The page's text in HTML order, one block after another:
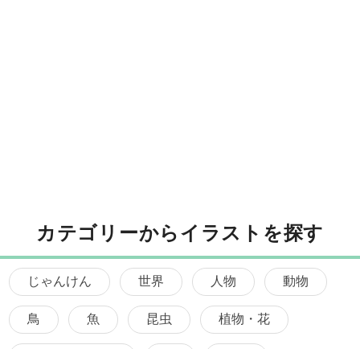
カテゴリーからイラストを探す
じゃんけん 世界 人物 動物
鳥 魚 昆虫 植物・花